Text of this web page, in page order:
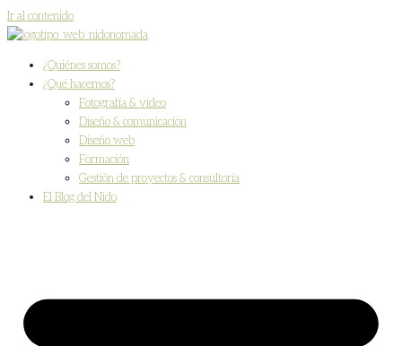
Ir al contenido
¿Quiénes somos?
¿Qué hacemos?
Fotografía & vídeo
Diseño & comunicación
Diseño web
Formación
Gestión de proyectos & consultoría
El Blog del Nido